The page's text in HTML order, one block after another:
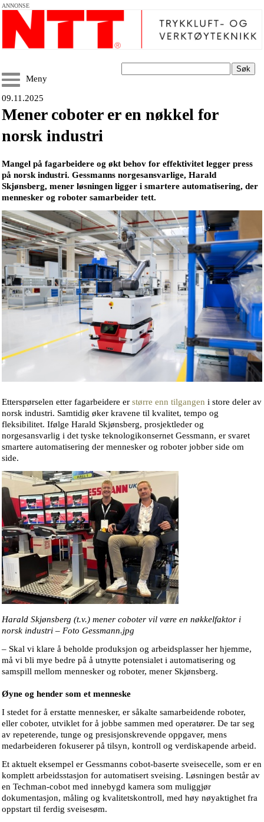
ANNONSE
Søk
Meny
09.11.2025
Mener coboter er en nøkkel for
norsk industri
Mangel på fagarbeidere og økt behov for effektivitet legger press
på norsk industri. Gessmanns norgesansvarlige, Harald
Skjønsberg, mener løsningen ligger i smartere automatisering, der
mennesker og roboter samarbeider tett.
Etterspørselen etter fagarbeidere er større enn tilgangen i store deler av
norsk industri. Samtidig øker kravene til kvalitet, tempo og
fleksibilitet. Ifølge Harald Skjønsberg, prosjektleder og
norgesansvarlig i det tyske teknologikonsernet Gessmann, er svaret
smartere automatisering der mennesker og roboter jobber side om
side.
Harald Skjønsberg (t.v.) mener coboter vil være en nøkkelfaktor i
norsk industri – Foto Gessmann.jpg
– Skal vi klare å beholde produksjon og arbeidsplasser her hjemme,
må vi bli mye bedre på å utnytte potensialet i automatisering og
samspill mellom mennesker og roboter, mener Skjønsberg.
Øyne og hender som et menneske
I stedet for å erstatte mennesker, er såkalte samarbeidende roboter,
eller coboter, utviklet for å jobbe sammen med operatører. De tar seg
av repeterende, tunge og presisjonskrevende oppgaver, mens
medarbeideren fokuserer på tilsyn, kontroll og verdiskapende arbeid.
Et aktuelt eksempel er Gessmanns cobot-baserte sveisecelle, som er en
komplett arbeidsstasjon for automatisert sveising. Løsningen består av
en Techman-cobot med innebygd kamera som muliggjør
dokumentasjon, måling og kvalitetskontroll, med høy nøyaktighet fra
oppstart til ferdig sveisesøm.